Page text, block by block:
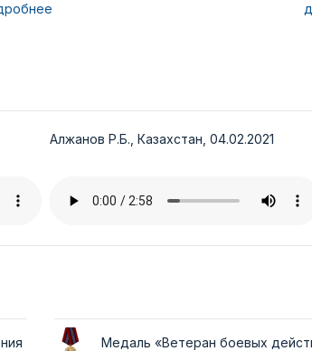
Алжанов Р.Б., Казахстан, 04.02.2021
Медаль «Ветеран боевых